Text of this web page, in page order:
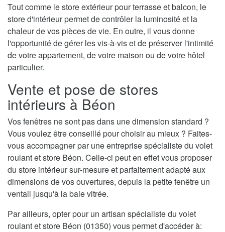
Tout comme le store extérieur pour terrasse et balcon, le
store d'intérieur permet de contrôler la luminosité et la
chaleur de vos pièces de vie. En outre, il vous donne
l'opportunité de gérer les vis-à-vis et de préserver l'intimité
de votre appartement, de votre maison ou de votre hôtel
particulier.
Vente et pose de stores
intérieurs à Béon
Vos fenêtres ne sont pas dans une dimension standard ?
Vous voulez être conseillé pour choisir au mieux ? Faites-
vous accompagner par une entreprise spécialiste du volet
roulant et store Béon. Celle-ci peut en effet vous proposer
du store intérieur sur-mesure et parfaitement adapté aux
dimensions de vos ouvertures, depuis la petite fenêtre un
ventail jusqu'à la baie vitrée.
Par ailleurs, opter pour un artisan spécialiste du volet
roulant et store Béon (01350) vous permet d'accéder à: